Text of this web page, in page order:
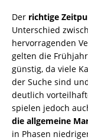
Der richtige
Unterschied
hervorragenden
gelten die
günstig, da viele
der Suche sind
deutlich
spielen jedoch
die allgemeine
in Phasen